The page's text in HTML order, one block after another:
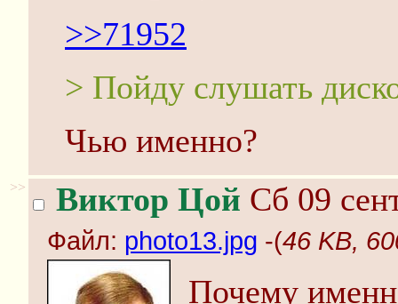
>>71952
> Пойду слушать
Чью именно?
>> Виктор Цой Сб 09
Файл: photo13.jpg -(46 KB,
Почему